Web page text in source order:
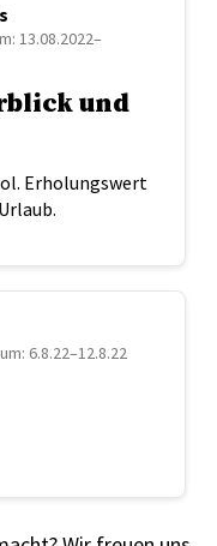
13.08.2022–
und
Erholungswert
6.8.22–12.8.22